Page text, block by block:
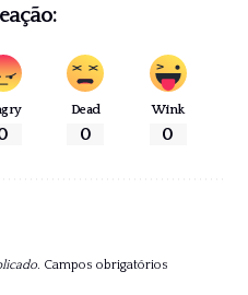
Dead
0
Wink
0
Campos obrigatórios